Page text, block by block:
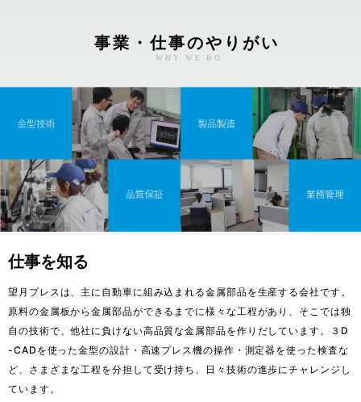
事業・仕事のやりがい
WHY WE DO
仕事を知る
望月プレスは、主に自動車に組み込まれる金属部品を生産する会社です。
原料の金属板から金属部品ができるまでに様々な工程があり、そこでは独
自の技術で、他社に負けない高品質な金属部品を作りだしています。３D
-CADを使った金型の設計・高速プレス機の操作・測定器を使った検査な
ど、さまざまな工程を分担して受け持ち、日々技術の進歩にチャレンジし
ています。